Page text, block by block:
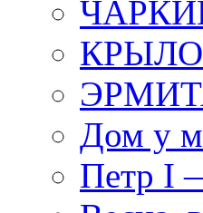
Дом у
Петр I